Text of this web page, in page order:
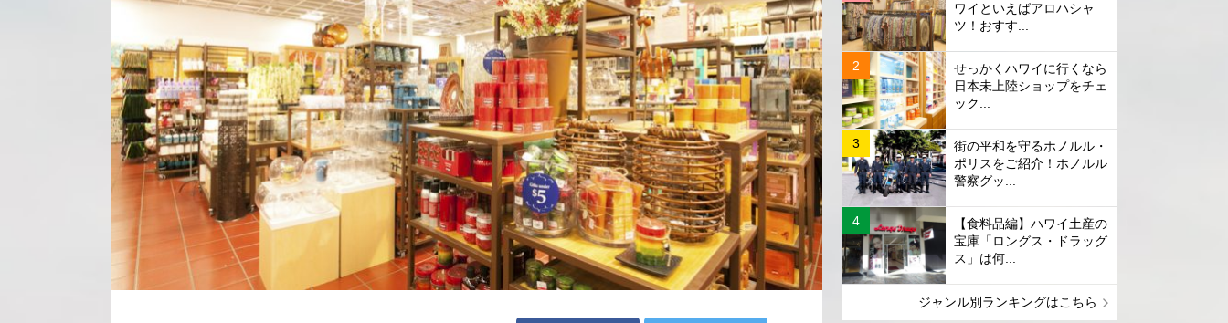
ワイといえばアロハシャ
ツ！おすす...
せっかくハワイに行くなら
日本未上陸ショップをチェ
ック...
街の平和を守るホノルル・
ポリスをご紹介！ホノルル
警察グッ...
【食料品編】ハワイ土産の
宝庫「ロングス・ドラッグ
ス」は何...
ジャンル別ランキングはこちら